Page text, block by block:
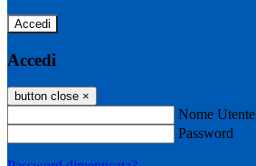
Accedi
Accedi
button close ×
Nome Utente
Password